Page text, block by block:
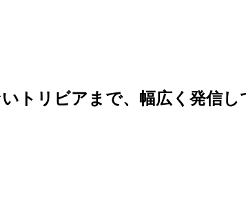
トリビアまで、幅広く発信し